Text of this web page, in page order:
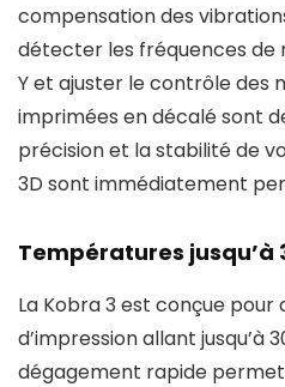
compensation des
détecter les fréquences de
Y et ajuster le contrôle des
imprimées en décalé sont
précision et la stabilité de
3D sont immédiatement
Températures jusqu’à
La Kobra 3 est conçue
d’impression allant jusqu’à
dégagement rapide